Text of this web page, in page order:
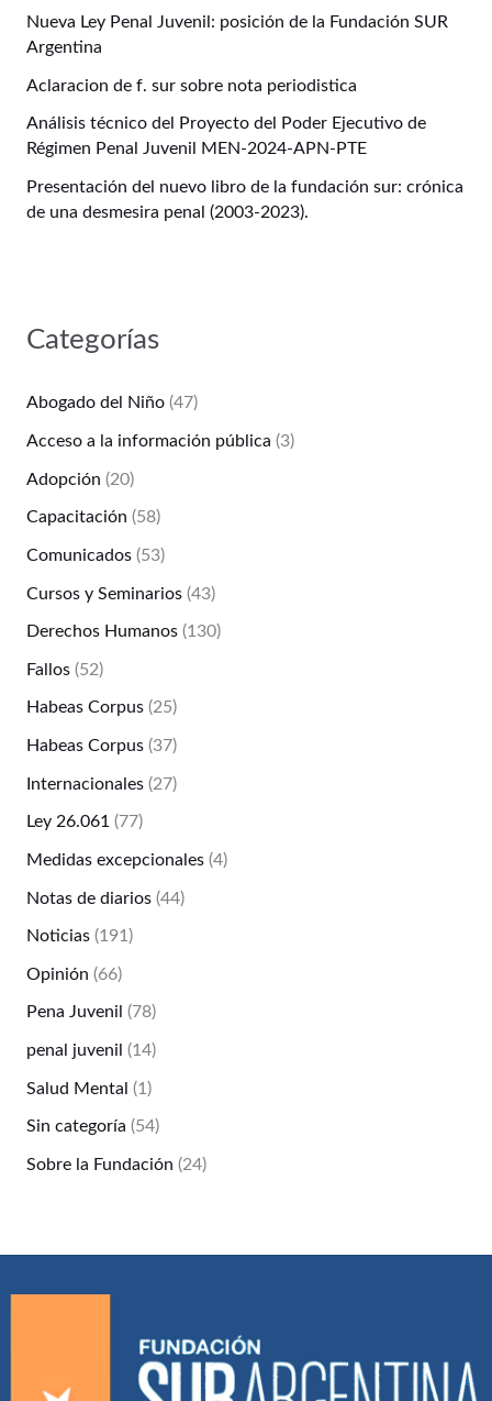
Nueva Ley Penal Juvenil: posición de la Fundación SUR
Argentina
Aclaracion de f. sur sobre nota periodistica
Análisis técnico del Proyecto del Poder Ejecutivo de
Régimen Penal Juvenil MEN-2024-APN-PTE
Presentación del nuevo libro de la fundación sur: crónica
de una desmesira penal (2003-2023).
Categorías
Abogado del Niño(47)
Acceso a la información pública (3)
Adopción (20)
Capacitación (58)
Comunicados(53)
Cursos y Seminarios(43)
Derechos Humanos(130)
Fallos(52)
Habeas Corpus(25)
Habeas Corpus(37)
Internacionales(27)
Ley 26.061(77)
Medidas excepcionales(4)
Notas de diarios(44)
Noticias(191)
Opinión (66)
Pena Juvenil (78)
penal juvenil (14)
Salud Mental (1)
Sin categoría (54)
Sobre la Fundación (24)